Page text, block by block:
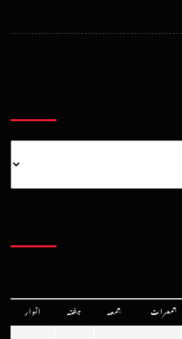
جمعرات جمعہ ہفتہ اتوار